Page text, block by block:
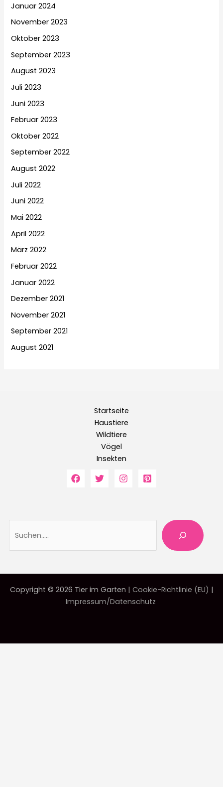
Januar 2024
November 2023
Oktober 2023
September 2023
August 2023
Juli 2023
Juni 2023
Februar 2023
Oktober 2022
September 2022
August 2022
Juli 2022
Juni 2022
Mai 2022
April 2022
März 2022
Februar 2022
Januar 2022
Dezember 2021
November 2021
September 2021
August 2021
Startseite
Haustiere
Wildtiere
Vögel
Insekten
Copyright © 2026 Tier im Garten | Cookie-Richtlinie (EU) |
Impressum/Datenschutz